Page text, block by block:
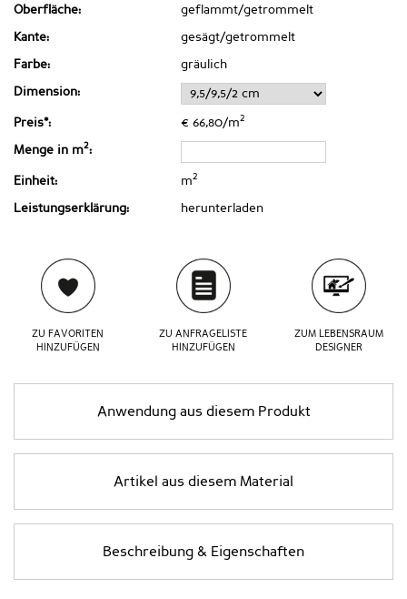
Oberfläche: geflammt/getrommelt
Kante: gesägt/getrommelt
Farbe: gräulich
Dimension:
Preis*: € 66,80/m2
Menge in m2:
Einheit: m2
Leistungserklärung: herunterladen
ZU FAVORITEN
HINZUFÜGEN
ZU ANFRAGELISTE
HINZUFÜGEN
ZUM LEBENSRAUM
DESIGNER
Anwendung aus diesem Produkt
Artikel aus diesem Material
Beschreibung & Eigenschaften